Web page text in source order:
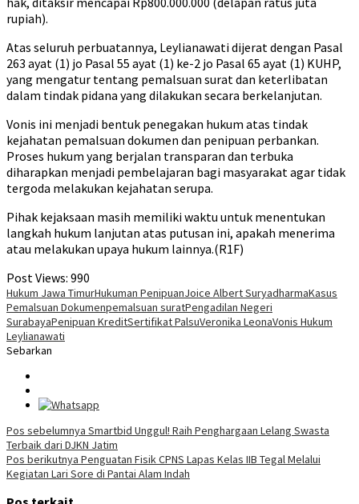
rupiah).
Atas seluruh perbuatannya, Leylianawati dijerat dengan Pasal
263 ayat (1) jo Pasal 55 ayat (1) ke-2 jo Pasal 65 ayat (1) KUHP,
yang mengatur tentang pemalsuan surat dan keterlibatan
dalam tindak pidana yang dilakukan secara berkelanjutan.
Vonis ini menjadi bentuk penegakan hukum atas tindak
kejahatan pemalsuan dokumen dan penipuan perbankan.
Proses hukum yang berjalan transparan dan terbuka
diharapkan menjadi pembelajaran bagi masyarakat agar tidak
tergoda melakukan kejahatan serupa.
Pihak kejaksaan masih memiliki waktu untuk menentukan
langkah hukum lanjutan atas putusan ini, apakah menerima
atau melakukan upaya hukum lainnya.(R1F)
Post Views: 990
Hukum Jawa TimurHukuman PenipuanJoice Albert SuryadharmaKasus
Pemalsuan Dokumenpemalsuan suratPengadilan Negeri
SurabayaPenipuan KreditSertifikat PalsuVeronika LeonaVonis Hukum
Leylianawati
Sebarkan
Navigasi
pos
Pos sebelumnya Smartbid Unggul! Raih Penghargaan Lelang Swasta
Terbaik dari DJKN Jatim
Pos berikutnya Penguatan Fisik CPNS Lapas Kelas IIB Tegal Melalui
Kegiatan Lari Sore di Pantai Alam Indah